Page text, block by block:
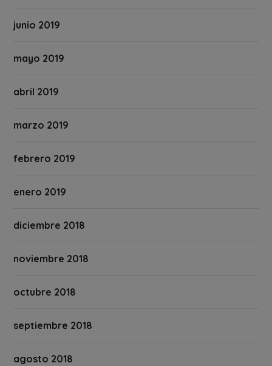
junio 2019
mayo 2019
abril 2019
marzo 2019
febrero 2019
enero 2019
diciembre 2018
noviembre 2018
octubre 2018
septiembre 2018
agosto 2018